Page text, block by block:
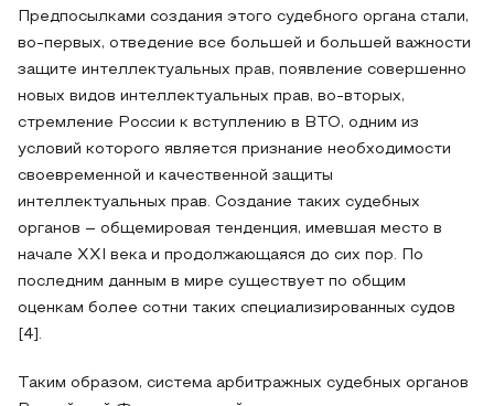
Предпосылками создания этого судебного органа стали,
во-первых, отведение все большей и большей важности
защите интеллектуальных прав, появление совершенно
новых видов интеллектуальных прав, во-вторых,
стремление России к вступлению в ВТО, одним из
условий которого является признание необходимости
своевременной и качественной защиты
интеллектуальных прав. Создание таких судебных
органов – общемировая тенденция, имевшая место в
начале XXI века и продолжающаяся до сих пор. По
последним данным в мире существует по общим
оценкам более сотни таких специализированных судов
[4].
Таким образом, система арбитражных судебных органов